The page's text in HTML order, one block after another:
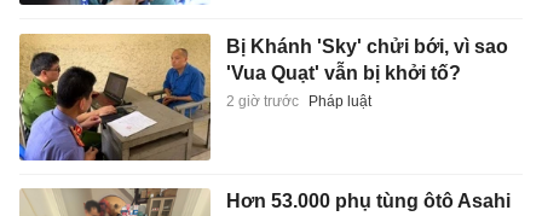
Bị Khánh 'Sky' chửi bới, vì sao
'Vua Quạt' vẫn bị khởi tố?
2 giờ trước Pháp luật
Hơn 53.000 phụ tùng ôtô Asahi